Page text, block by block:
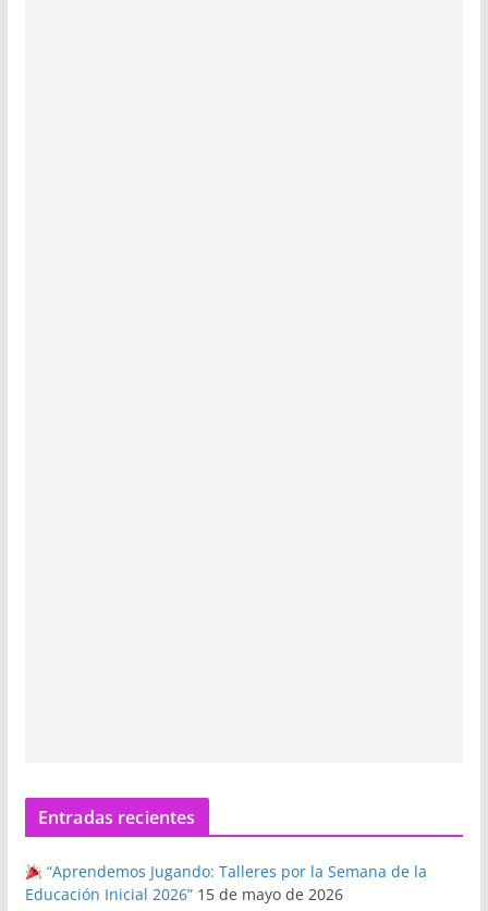
Entradas recientes
“Aprendemos Jugando: Talleres por la Semana de la
Educación Inicial 2026” 15 de mayo de 2026